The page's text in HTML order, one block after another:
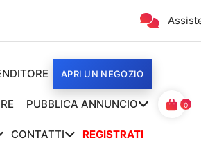
APRI UN NEGOZIO
PUBBLICA ANNUNCIO
CONTATTI REGISTRATI
0